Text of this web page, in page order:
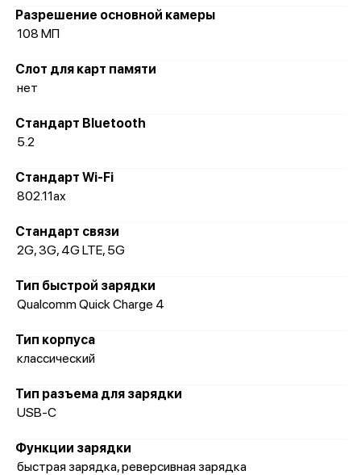
Разрешение основной камеры
108 МП
Слот для карт памяти
нет
Стандарт Bluetooth
5.2
Стандарт Wi-Fi
802.11ax
Стандарт связи
2G, 3G, 4G LTE, 5G
Тип быстрой зарядки
Qualcomm Quick Charge 4
Тип корпуса
классический
Тип разъема для зарядки
USB-C
Функции зарядки
быстрая зарядка, реверсивная зарядка